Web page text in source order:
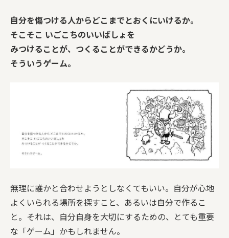
自分を傷つける人からどこまでとおくにいけるか。
そこそこ いごこちのいいばしょを
みつけることが、つくることができるかどうか。
そういうゲーム。
無理に誰かと合わせようとしなくてもいい。自分が心地
よくいられる場所を探すこと、あるいは自分で作るこ
と。それは、自分自身を大切にするための、とても重要
な「ゲーム」かもしれません。